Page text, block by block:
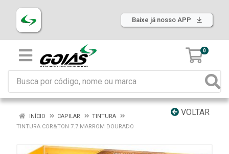
Baixe já nosso APP
0
VOLTAR
INÍCIO CAPILAR
TINTURA
TINTURA COR&TON 7.7 MARROM DOURADO